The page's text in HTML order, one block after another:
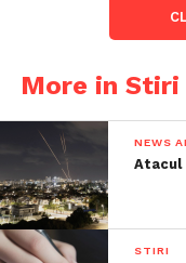
More in Stiri
NEWS
Atacul
STIRI